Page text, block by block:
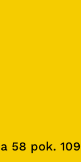
58 pok. 109